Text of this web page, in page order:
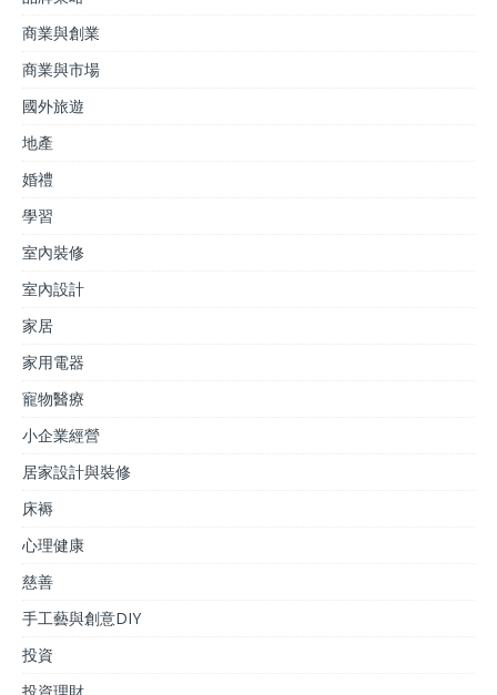
商業與創業
商業與市場
國外旅遊
地產
婚禮
學習
室內裝修
室內設計
家居
家用電器
寵物醫療
小企業經營
居家設計與裝修
床褥
心理健康
慈善
手工藝與創意DIY
投資